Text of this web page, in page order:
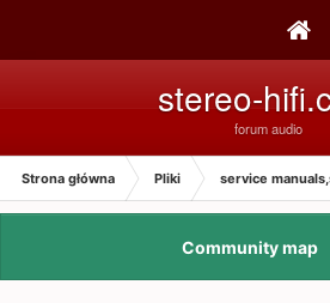
stereo-
forum audio
Strona główna Pliki service
Community map